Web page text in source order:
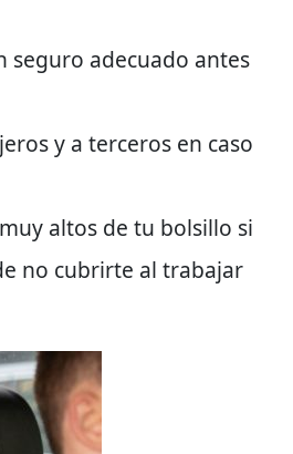
seguro adecuado antes
y a terceros en caso
altos de tu bolsillo si
no cubrirte al trabajar